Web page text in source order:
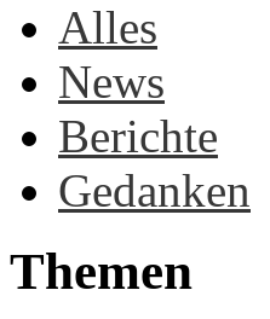
Alles
News
Berichte
Gedanken
Themen